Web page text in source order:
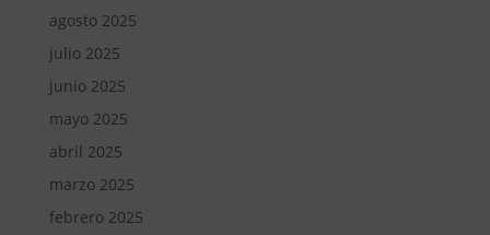
agosto 2025
julio 2025
junio 2025
mayo 2025
abril 2025
marzo 2025
febrero 2025